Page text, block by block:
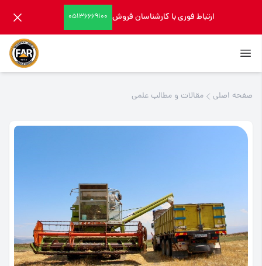
ارتباط فوری با کارشناسان فروش 05136669100
صفحه اصلی مقالات و مطالب علمی